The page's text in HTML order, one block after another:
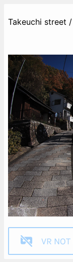
Takeuchi street /
VR